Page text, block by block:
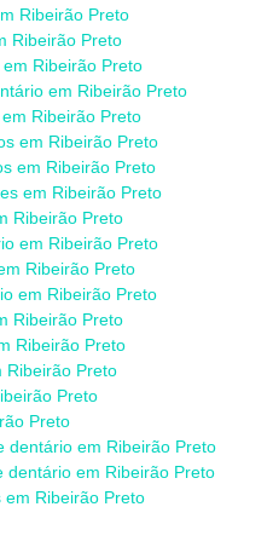
Ribeirão Preto
Ribeirão Preto
Ribeirão Preto
em Ribeirão Preto
Ribeirão Preto
em Ribeirão Preto
em Ribeirão Preto
em Ribeirão Preto
Ribeirão Preto
em Ribeirão Preto
Ribeirão Preto
em Ribeirão Preto
Ribeirão Preto
Ribeirão Preto
Ribeirão Preto
Preto
Preto
dentário em Ribeirão Preto
dentário em Ribeirão Preto
em Ribeirão Preto